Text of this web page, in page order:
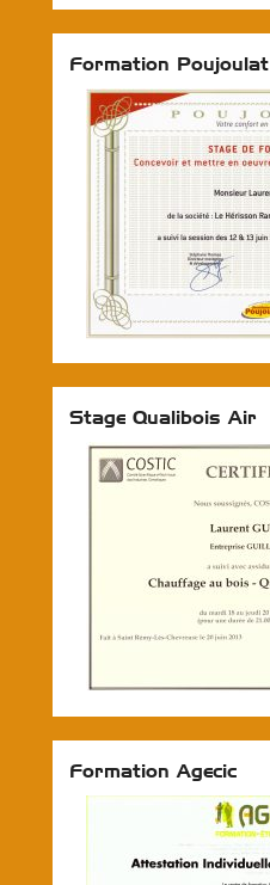
Formation Poujoulat
Stage Qualibois Air
Formation Agecic